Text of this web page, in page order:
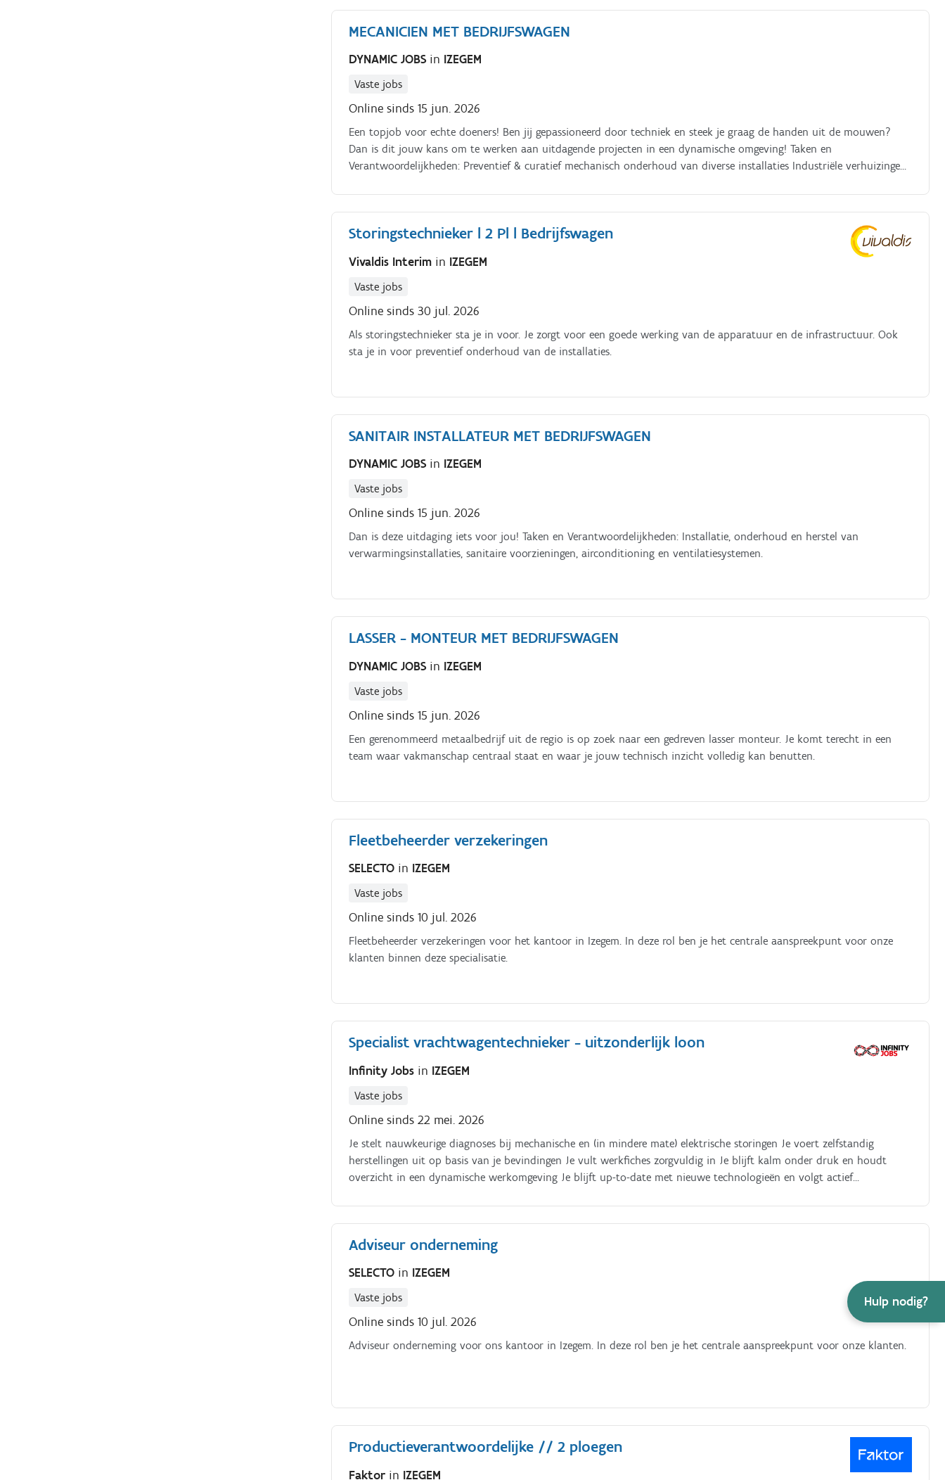
Hulp nodig?
MECANICIEN MET BEDRIJFSWAGEN
DYNAMIC JOBS in IZEGEM
Vaste jobs
Online sinds 15 jun. 2026
Een topjob voor echte doeners! Ben jij gepassioneerd door techniek en steek je graag de handen uit de mouwen?
Dan is dit jouw kans om te werken aan uitdagende projecten in een dynamische omgeving! Taken en
Verantwoordelijkheden: Preventief & curatief mechanisch onderhoud van diverse installaties Industriële verhuizingen
innovatieve technische oplossingen
Storingstechnieker l 2 Pl l Bedrijfswagen
Vivaldis Interim in IZEGEM
Vaste jobs
Online sinds 30 jul. 2026
Als storingstechnieker sta je in voor. Je zorgt voor een goede werking van de apparatuur en de infrastructuur. Ook
sta je in voor preventief onderhoud van de installaties.
SANITAIR INSTALLATEUR MET BEDRIJFSWAGEN
DYNAMIC JOBS in IZEGEM
Vaste jobs
Online sinds 15 jun. 2026
Dan is deze uitdaging iets voor jou! Taken en Verantwoordelijkheden: Installatie, onderhoud en herstel van
verwarmingsinstallaties, sanitaire voorzieningen, airconditioning en ventilatiesystemen.
LASSER - MONTEUR MET BEDRIJFSWAGEN
DYNAMIC JOBS in IZEGEM
Vaste jobs
Online sinds 15 jun. 2026
Een gerenommeerd metaalbedrijf uit de regio is op zoek naar een gedreven lasser monteur. Je komt terecht in een
team waar vakmanschap centraal staat en waar je jouw technisch inzicht volledig kan benutten.
Fleetbeheerder verzekeringen
SELECTO in IZEGEM
Vaste jobs
Online sinds 10 jul. 2026
Fleetbeheerder verzekeringen voor het kantoor in Izegem. In deze rol ben je het centrale aanspreekpunt voor onze
klanten binnen deze specialisatie.
Specialist vrachtwagentechnieker - uitzonderlijk loon
Infinity Jobs in IZEGEM
Vaste jobs
Online sinds 22 mei. 2026
Je stelt nauwkeurige diagnoses bij mechanische en (in mindere mate) elektrische storingen Je voert zelfstandig
herstellingen uit op basis van je bevindingen Je vult werkfiches zorgvuldig in Je blijft kalm onder druk en houdt
overzicht in een dynamische werkomgeving Je blijft up-to-date met nieuwe technologieën en volgt actief
Adviseur onderneming
SELECTO in IZEGEM
Vaste jobs
Online sinds 10 jul. 2026
Adviseur onderneming voor ons kantoor in Izegem. In deze rol ben je het centrale aanspreekpunt voor onze klanten.
Productieverantwoordelijke // 2 ploegen
Faktor in IZEGEM